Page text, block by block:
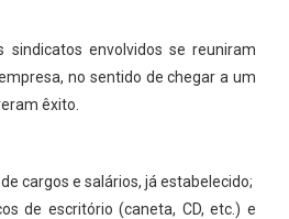
sindicatos envolvidos se reuniram
no sentido de chegar a um
êxito.
cargos e salários, já estabelecido;
de escritório (caneta, CD, etc.) e